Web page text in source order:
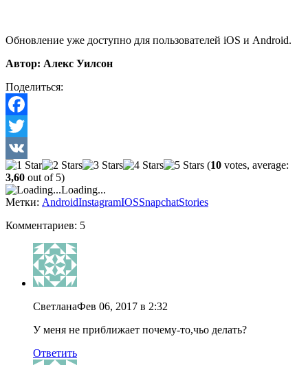
Обновление уже доступно для пользователей iOS и Android.
Автор: Алекс Уилсон
Поделиться:
Facebook
Twitter
VK
(10 votes, average:
3,60 out of 5)
Loading...
Метки: AndroidInstagramIOSSnapchatStories
Комментариев: 5
СветланаФев 06, 2017 в 2:32
У меня не приближает почему-то,чьо делать?
Ответить